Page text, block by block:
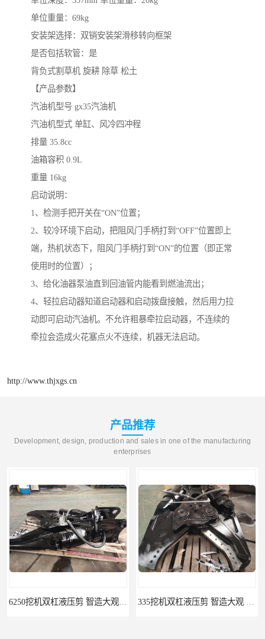
单位重量：69kg
安装架选择：双销安装架滑移转向框架
是否包括软管：是​
背负式割草机 旋耕 除草 松土
【产品参数】
汽油机型号 gx35汽油机
汽油机型式 单缸、风冷四冲程
排量 35.8cc
油箱容积 0.9L
重量 16kg
启动说明：
1、检测手把开关在“ON”位置；
2、较冷环境下启动，把阻风门手柄打到“OFF”位置即上
端，热机状态下，阻风门手柄打到“ON”的位置（即正常
使用时的位置）；
3、给化油器泵油直到回油管内能看到燃油流出；
4、轻拉启动器知道启动器和启动拨盘接触，然后用力拉
动即可启动汽油机。不允许粗暴牵拉启动器，不连续的
牵拉会造成火花塞点火不连续，机器无法启动。
http://www.thjxgs.cn
产品推荐
Development, design, production and sales in one of the manufacturing
enterprises